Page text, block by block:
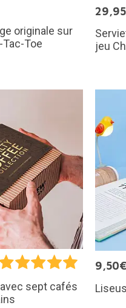
originale sur
Toe
jeu
sept cafés
9,50€